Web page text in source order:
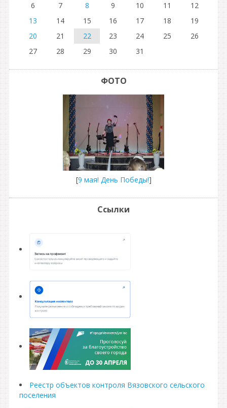
6
7 8 9 10 11
12
13
14 15 16 17 18
19
20
21 22 23 24 25
26
27
28 29 30 31
ФОТО
[9 мая! День Победы!]
Ссылки
Реестр объектов контроля Вязовского сельского
поселения